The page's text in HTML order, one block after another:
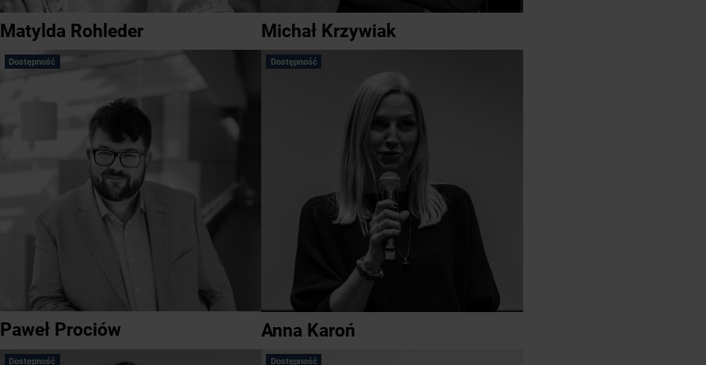
Matylda Rohleder Michał Krzywiak
Dostępność
Paweł Prociów
Dostępność
Anna Karoń
Dostępność Dostępność